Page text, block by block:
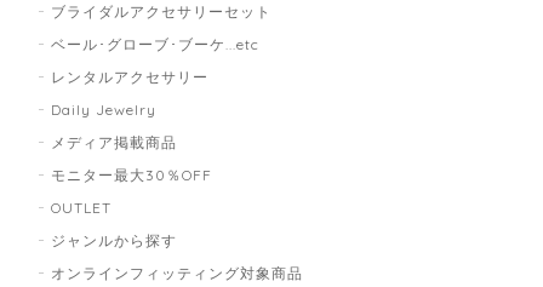
ブライダルアクセサリーセット
ベール･グローブ･ブーケ...etc
レンタルアクセサリー
Daily Jewelry
メディア掲載商品
モニター最大30％OFF
OUTLET
ジャンルから探す
オンラインフィッティング対象商品